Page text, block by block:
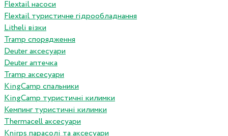
Flextail насоси
Flextail туристичне гідрообладнання
Litheli візки
Tramp спорядження
Deuter аксесуари
Deuter аптечка
Tramp аксесуари
KingCamp спальники
KingCamp туристичні килимки
Кемпинг туристичні килимки
Thermacell аксесуари
Knirps парасолі та аксесуари